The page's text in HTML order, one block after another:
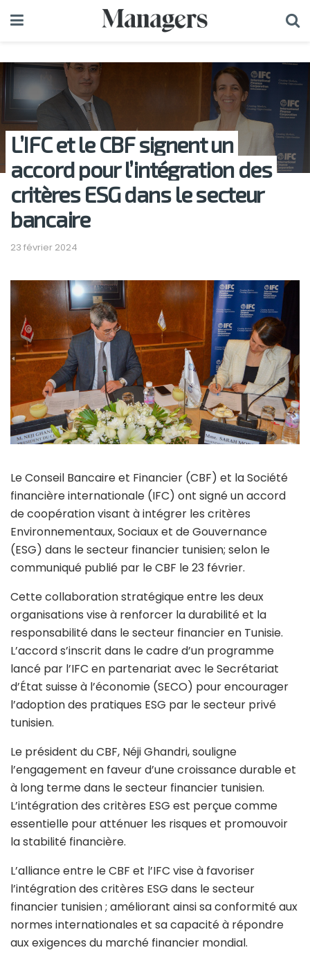
L’IFC et le CBF signent un
accord pour l’intégration des
critères ESG dans le secteur
bancaire
23 février 2024
Le Conseil Bancaire et Financier (CBF) et la Société
financière internationale (IFC) ont signé un accord
de coopération visant à intégrer les critères
Environnementaux, Sociaux et de Gouvernance
(ESG) dans le secteur financier tunisien; selon le
communiqué publié par le CBF le 23 février.
Cette collaboration stratégique entre les deux
organisations vise à renforcer la durabilité et la
responsabilité dans le secteur financier en Tunisie.
L’accord s’inscrit dans le cadre d’un programme
lancé par l’IFC en partenariat avec le Secrétariat
d’État suisse à l’économie (SECO) pour encourager
l’adoption des pratiques ESG par le secteur privé
tunisien.
Le président du CBF, Néji Ghandri, souligne
l’engagement en faveur d’une croissance durable et
à long terme dans le secteur financier tunisien.
L’intégration des critères ESG est perçue comme
essentielle pour atténuer les risques et promouvoir
la stabilité financière.
L’alliance entre le CBF et l’IFC vise à favoriser
l’intégration des critères ESG dans le secteur
financier tunisien ; améliorant ainsi sa conformité aux
normes internationales et sa capacité à répondre
aux exigences du marché financier mondial.